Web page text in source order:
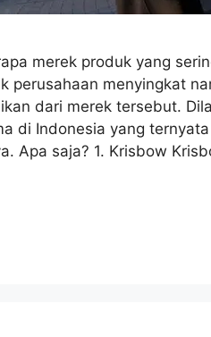
merek produk yang
perusahaan menyingkat
dari merek tersebut.
di Indonesia yang
Apa saja? 1. Krisbow